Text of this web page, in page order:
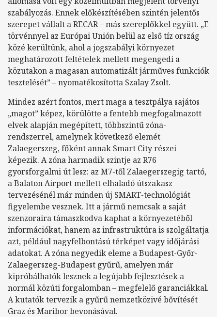
szabályozás. Ennek előkészítésében szintén jelentős
szerepet vállalt a RECAR – más szereplőkkel együtt. „E
törvénnyel az Európai Unión belül az első tíz ország
közé kerültünk, ahol a jogszabályi környezet
meghatározott feltételek mellett megengedi a
közutakon a magasan automatizált járműves funkciók
tesztelését” – nyomatékosította Szalay Zsolt.
Mindez azért fontos, mert maga a tesztpálya sajátos
„magot” képez, körülötte a fentebb megfogalmazott
elvek alapján megépített, többszintű zóna-
rendszerrel, amelynek következő elemét
Zalaegerszeg, főként annak Smart City részei
képezik. A zóna harmadik szintje az R76
gyorsforgalmi út lesz: az M7-től Zalaegerszegig tartó,
a Balaton Airport mellett elhaladó útszakasz
tervezésénél már minden új SMART-technológiát
figyelembe vesznek. Itt a jármű nemcsak a saját
szenzoraira támaszkodva kaphat a környezetéből
információkat, hanem az infrastruktúra is szolgáltatja
azt, például nagyfelbontású térképet vagy időjárási
adatokat. A zóna negyedik eleme a Budapest-Győr-
Zalaegerszeg-Budapest gyűrű, amelyen már
kipróbálhatók lesznek a legújabb fejlesztések a
normál közúti forgalomban – megfelelő garanciákkal.
A kutatók tervezik a gyűrű nemzetközivé bővítését
Graz és Maribor bevonásával.